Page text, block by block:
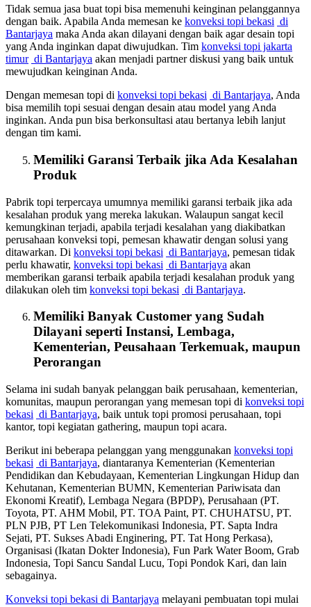
Tidak semua jasa buat topi bisa memenuhi keinginan pelanggannya
dengan baik. Apabila Anda memesan ke konveksi topi bekasi di
Bantarjaya maka Anda akan dilayani dengan baik agar desain topi
yang Anda inginkan dapat diwujudkan. Tim konveksi topi jakarta
timur di Bantarjaya akan menjadi partner diskusi yang baik untuk
mewujudkan keinginan Anda.
Dengan memesan topi di konveksi topi bekasi di Bantarjaya, Anda
bisa memilih topi sesuai dengan desain atau model yang Anda
inginkan. Anda pun bisa berkonsultasi atau bertanya lebih lanjut
dengan tim kami.
Memiliki Garansi Terbaik jika Ada Kesalahan
Produk
Pabrik topi terpercaya umumnya memiliki garansi terbaik jika ada
kesalahan produk yang mereka lakukan. Walaupun sangat kecil
kemungkinan terjadi, apabila terjadi kesalahan yang diakibatkan
perusahaan konveksi topi, pemesan khawatir dengan solusi yang
ditawarkan. Di konveksi topi bekasi di Bantarjaya, pemesan tidak
perlu khawatir, konveksi topi bekasi di Bantarjaya akan
memberikan garansi terbaik apabila terjadi kesalahan produk yang
dilakukan oleh tim konveksi topi bekasi di Bantarjaya.
Memiliki Banyak Customer yang Sudah
Dilayani seperti Instansi, Lembaga,
Kementerian, Peusahaan Terkemuak, maupun
Perorangan
Selama ini sudah banyak pelanggan baik perusahaan, kementerian,
komunitas, maupun perorangan yang memesan topi di konveksi topi
bekasi di Bantarjaya, baik untuk topi promosi perusahaan, topi
kantor, topi kegiatan gathering, maupun topi acara.
Berikut ini beberapa pelanggan yang menggunakan konveksi topi
bekasi di Bantarjaya, diantaranya Kementerian (Kementerian
Pendidikan dan Kebudayaan, Kementerian Lingkungan Hidup dan
Kehutanan, Kementerian BUMN, Kementerian Pariwisata dan
Ekonomi Kreatif), Lembaga Negara (BPDP), Perusahaan (PT.
Toyota, PT. AHM Mobil, PT. TOA Paint, PT. CHUHATSU, PT.
PLN PJB, PT Len Telekomunikasi Indonesia, PT. Sapta Indra
Sejati, PT. Sukses Abadi Enginering, PT. Tat Hong Perkasa),
Organisasi (Ikatan Dokter Indonesia), Fun Park Water Boom, Grab
Indonesia, Topi Sancu Sandal Lucu, Topi Pondok Kari, dan lain
sebagainya.
Konveksi topi bekasi di Bantarjaya melayani pembuatan topi mulai